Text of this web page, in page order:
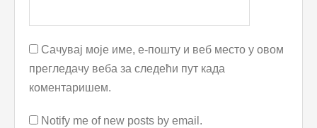
Сачувај моје име, е-пошту и веб место у овом
прегледачу веба за следећи пут када
коментаришем.
Notify me of new posts by email.